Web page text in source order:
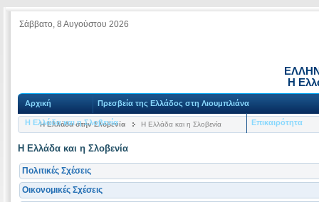
Σάββατο, 8 Αυγούστου 2026
Η
Αρχική Πρεσβεία της Ελλάδος στη Λιουμπλιάνα
Η Ελλάδα και η Σλοβενία Επικαιρότητα
Η Ελλάδα στην Σλοβενία Η Ελλάδα και η Σλοβενία
Η Ελλάδα και η Σλοβενία
Πολιτικές Σχέσεις
Οικονομικές Σχέσεις